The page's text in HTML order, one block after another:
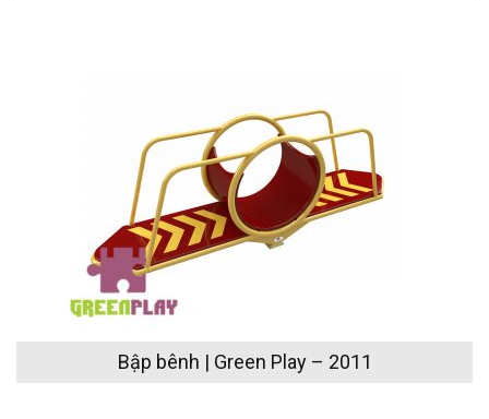
Bập bênh | Green Play – 2011